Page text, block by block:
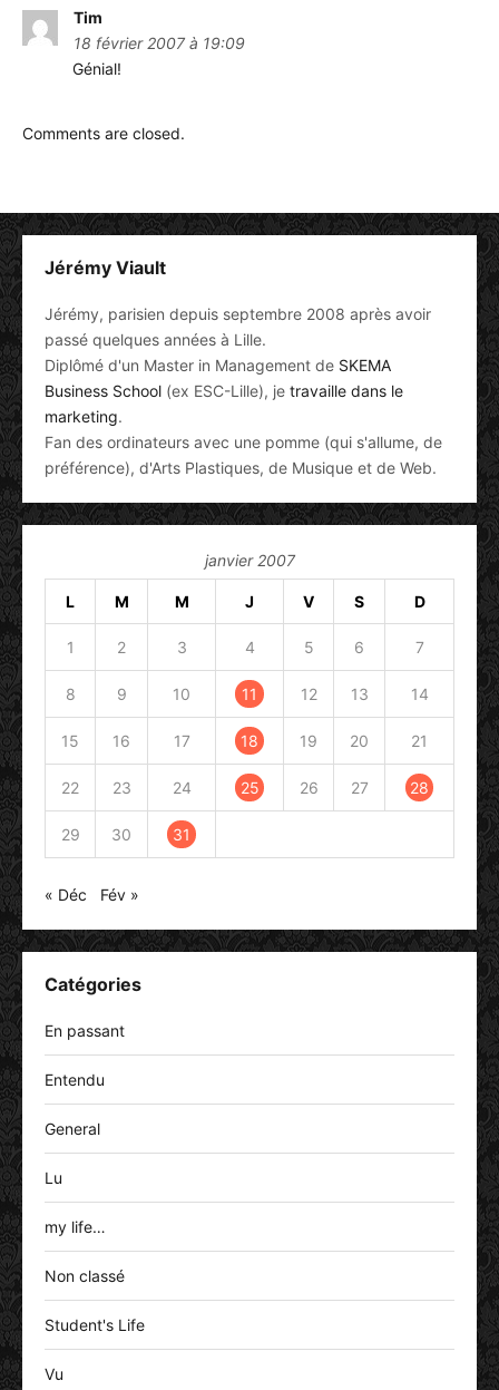
Tim
18 février 2007 à 19:09
Génial!
Comments are closed.
Jérémy Viault
Jérémy, parisien depuis septembre 2008 après avoir
passé quelques années à Lille.
Diplômé d'un Master in Management de SKEMA
Business School (ex ESC-Lille), je travaille dans le
marketing.
Fan des ordinateurs avec une pomme (qui s'allume, de
préférence), d'Arts Plastiques, de Musique et de Web.
janvier 2007
L M M J V S D
1 2 3 4 5 6 7
8 9 10 11 12 13 14
15 16 17 18 19 20 21
22 23 24 25 26 27 28
29 30 31
« Déc Fév »
Catégories
En passant
Entendu
General
Lu
my life…
Non classé
Student's Life
Vu